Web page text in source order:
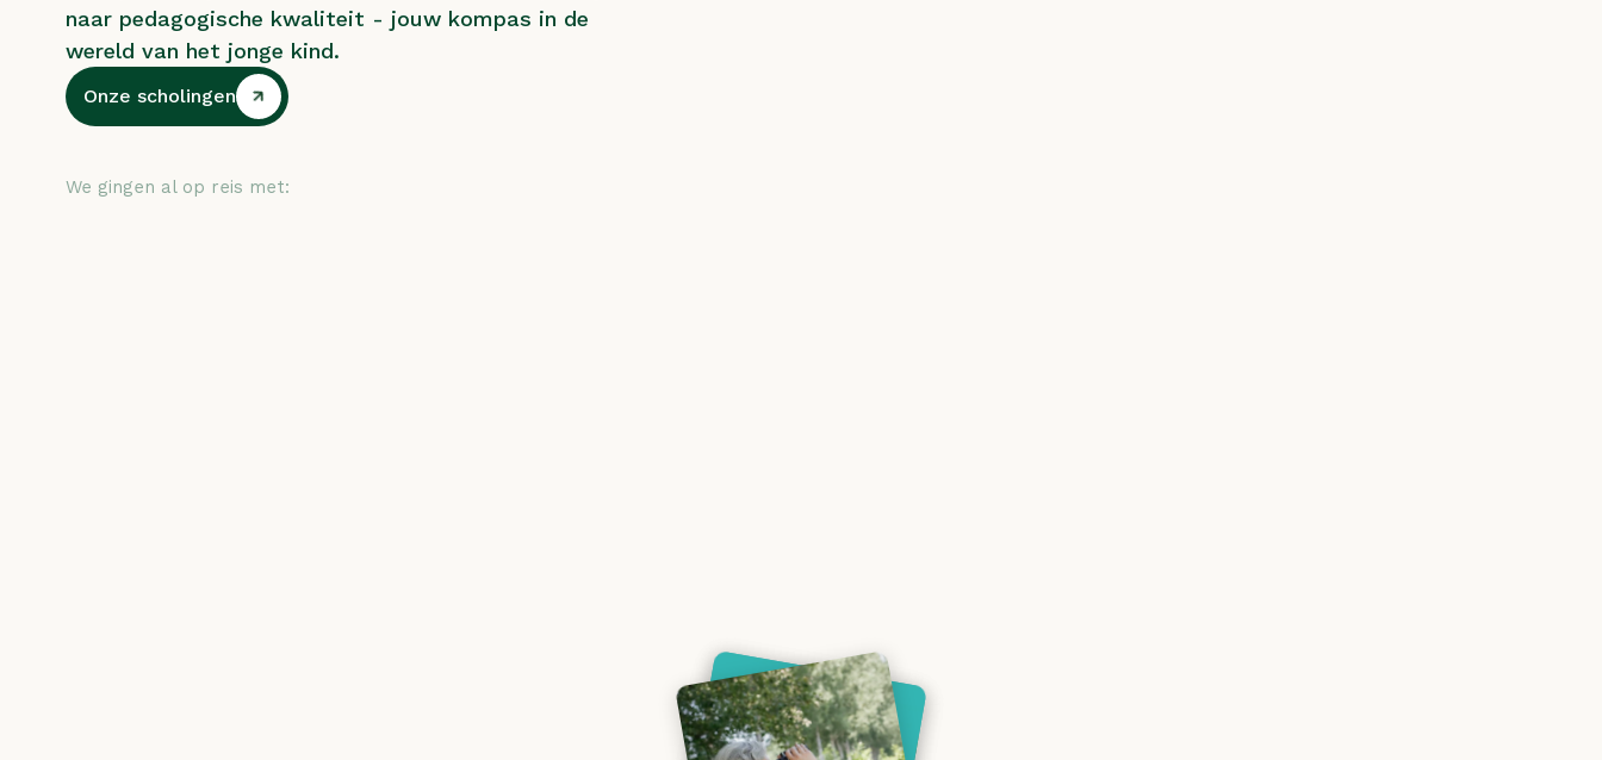
naar pedagogische kwaliteit - jouw kompas in de
wereld van het jonge kind.
Onze scholingen
Onze scholingen
We gingen al op reis met: